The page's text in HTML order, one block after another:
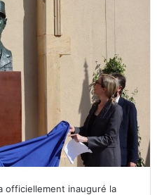
officiellement inauguré la